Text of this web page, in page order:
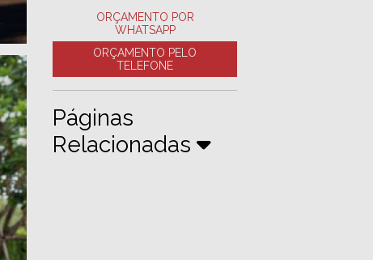
ORÇAMENTO POR
WHATSAPP
ORÇAMENTO PELO
TELEFONE
Páginas
Relacionadas